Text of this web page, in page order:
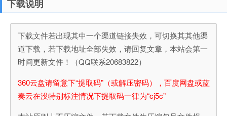
下载说明
下载文件若出现其中一个渠道链接失效，可切换其其他渠
道下载，若下载地址全部失效，请回复文章，本站会第一
时间更新文件！（QQ联系20683822）
360云盘请留意下“提取码”（或解压密码），百度网盘或蓝
奏云在没特别标注情况下提取码一律为“cj5c”